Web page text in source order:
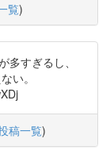
覧)
すぎるし、
い。
稿一覧)